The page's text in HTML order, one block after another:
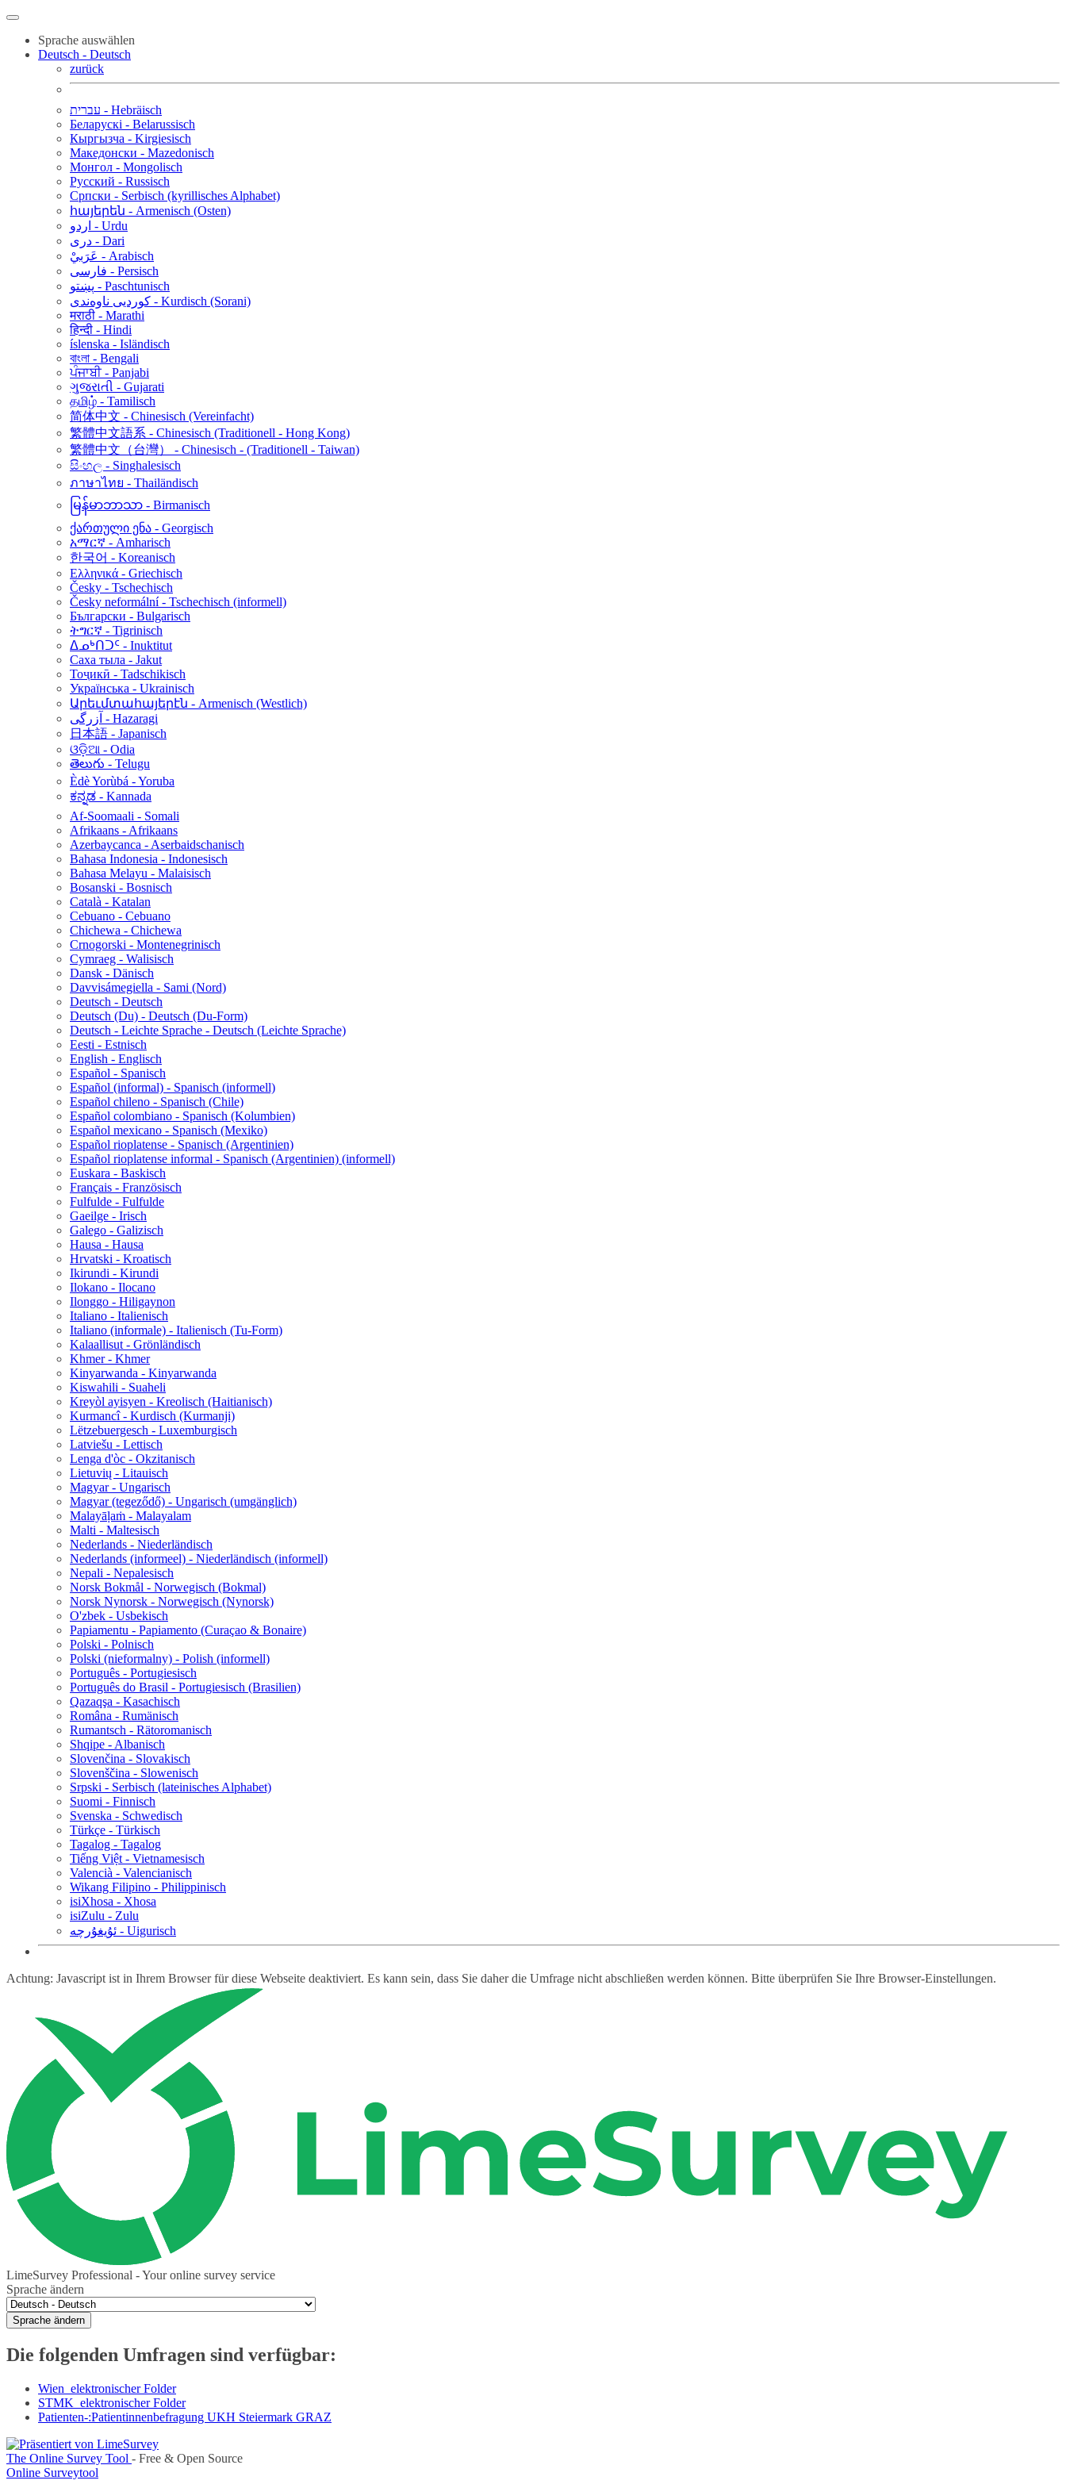
Sprache auswählen
Deutsch - Deutsch
zurück
עברית - Hebräisch
Беларускі - Belarussisch
Кыргызча - Kirgiesisch
Македонски - Mazedonisch
Монгол - Mongolisch
Русский - Russisch
Српски - Serbisch (kyrillisches Alphabet)
հայերեն - Armenisch (Osten)
اردو - Urdu
دری - Dari
عَرَبيْ - Arabisch
فارسی - Persisch
پښتو - Paschtunisch
کوردیی ناوەندی - Kurdisch (Sorani)
मराठी - Marathi
हिन्दी - Hindi
íslenska - Isländisch
বাংলা - Bengali
ਪੰਜਾਬੀ - Panjabi
ગુજરાતી - Gujarati
தமிழ் - Tamilisch
简体中文 - Chinesisch (Vereinfacht)
繁體中文語系 - Chinesisch (Traditionell - Hong Kong)
繁體中文（台灣） - Chinesisch - (Traditionell - Taiwan)
සිංහල - Singhalesisch
ภาษาไทย - Thailändisch
မြန်မာဘာသာ - Birmanisch
ქართული ენა - Georgisch
አማርኛ - Amharisch
한국어 - Koreanisch
Ελληνικά - Griechisch
Česky - Tschechisch
Česky neformální - Tschechisch (informell)
Български - Bulgarisch
ትግርኛ - Tigrinisch
ᐃᓄᒃᑎᑐᑦ - Inuktitut
Саха тыла - Jakut
Тоҷикӣ - Tadschikisch
Українська - Ukrainisch
Արեւմտահայերէն - Armenisch (Westlich)
آزرگی - Hazaragi
日本語 - Japanisch
ଓଡ଼ିଆ - Odia
తెలుగు - Telugu
Èdè Yorùbá - Yoruba
ಕನ್ನಡ - Kannada
Af-Soomaali - Somali
Afrikaans - Afrikaans
Azerbaycanca - Aserbaidschanisch
Bahasa Indonesia - Indonesisch
Bahasa Melayu - Malaisisch
Bosanski - Bosnisch
Català - Katalan
Cebuano - Cebuano
Chichewa - Chichewa
Crnogorski - Montenegrinisch
Cymraeg - Walisisch
Dansk - Dänisch
Davvisámegiella - Sami (Nord)
Deutsch - Deutsch
Deutsch (Du) - Deutsch (Du-Form)
Deutsch - Leichte Sprache - Deutsch (Leichte Sprache)
Eesti - Estnisch
English - Englisch
Español - Spanisch
Español (informal) - Spanisch (informell)
Español chileno - Spanisch (Chile)
Español colombiano - Spanisch (Kolumbien)
Español mexicano - Spanisch (Mexiko)
Español rioplatense - Spanisch (Argentinien)
Español rioplatense informal - Spanisch (Argentinien) (informell)
Euskara - Baskisch
Français - Französisch
Fulfulde - Fulfulde
Gaeilge - Irisch
Galego - Galizisch
Hausa - Hausa
Hrvatski - Kroatisch
Ikirundi - Kirundi
Ilokano - Ilocano
Ilonggo - Hiligaynon
Italiano - Italienisch
Italiano (informale) - Italienisch (Tu-Form)
Kalaallisut - Grönländisch
Khmer - Khmer
Kinyarwanda - Kinyarwanda
Kiswahili - Suaheli
Kreyòl ayisyen - Kreolisch (Haitianisch)
Kurmancî - Kurdisch (Kurmanji)
Lëtzebuergesch - Luxemburgisch
Latviešu - Lettisch
Lenga d'òc - Okzitanisch
Lietuvių - Litauisch
Magyar - Ungarisch
Magyar (tegeződő) - Ungarisch (umgänglich)
Malayāḷaṁ - Malayalam
Malti - Maltesisch
Nederlands - Niederländisch
Nederlands (informeel) - Niederländisch (informell)
Nepali - Nepalesisch
Norsk Bokmål - Norwegisch (Bokmal)
Norsk Nynorsk - Norwegisch (Nynorsk)
O'zbek - Usbekisch
Papiamentu - Papiamento (Curaçao & Bonaire)
Polski - Polnisch
Polski (nieformalny) - Polish (informell)
Português - Portugiesisch
Português do Brasil - Portugiesisch (Brasilien)
Qazaqşa - Kasachisch
Româna - Rumänisch
Rumantsch - Rätoromanisch
Shqipe - Albanisch
Slovenčina - Slovakisch
Slovenščina - Slowenisch
Srpski - Serbisch (lateinisches Alphabet)
Suomi - Finnisch
Svenska - Schwedisch
Türkçe - Türkisch
Tagalog - Tagalog
Tiếng Việt - Vietnamesisch
Valencià - Valencianisch
Wikang Filipino - Philippinisch
isiXhosa - Xhosa
isiZulu - Zulu
ئۇيغۇرچە - Uigurisch
Achtung: Javascript ist in Ihrem Browser für diese Webseite deaktiviert. Es kann sein, dass Sie daher die Umfrage nicht abschließen werden können. Bitte überprüfen Sie Ihre Browser-Einstellungen.
LimeSurvey Professional - Your online survey service
Sprache ändern
Sprache ändern
Die folgenden Umfragen sind verfügbar:
Wien_elektronischer Folder
STMK_elektronischer Folder
Patienten-:Patientinnenbefragung UKH Steiermark GRAZ
The Online Survey Tool - Free & Open Source
Online Surveytool